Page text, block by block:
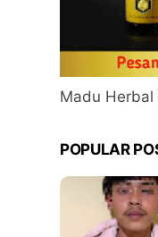
Madu Herbal
POPULAR